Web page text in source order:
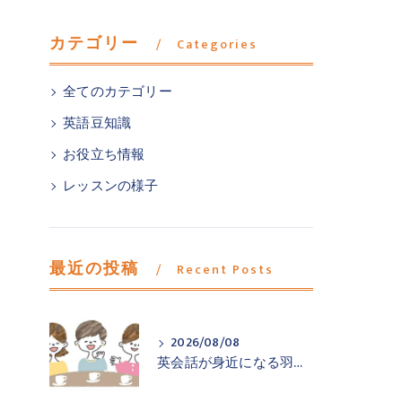
カテゴリー Categories
全てのカテゴリー
英語豆知識
お役立ち情報
レッスンの様子
最近の投稿 Recent Posts
2026/08/08
英会話が身近になる羽村市小作の英会話教室